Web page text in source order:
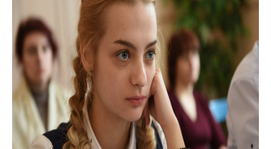
время
Великой
Отечественной»
в
школе
№13